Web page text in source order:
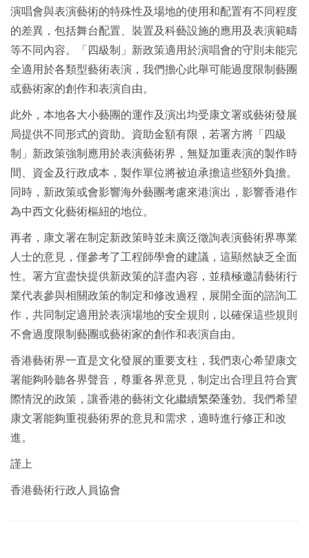
演唱會與表演藝術的特殊性及場地的使用和配置有不同程度
的差異，包括舞台配置、裝置及科藝設施的應用及表演範疇
等不同內容。「四級制」新政策適用於演唱會的守則未能完
全適用於各類型藝術表演，我們擔心此舉可能過度限制藝團
或藝術家的創作和表演自由。
此外，本地各大小藝團的運作及演出均受康文署或藝術發展
局提供不同形式的資助。資助金額有限，若署方將「四級
制」新政策強制應用於表演藝術界，無疑加重表演的製作時
間、資金及行政成本，製作單位將被迫承擔這些額外負擔。
同時，新政策或會影響海外藝團考慮來港演出，影響香港作
為中西文化藝術樞紐的地位。
再者，康文署在制定新政策時並未廣泛徵詢表演藝術界專業
人士的意見，僅參考了工程師學會的建議，這顯然缺乏全面
性。署方宜盡快提供新政策的詳盡內容，並積極邀請藝術行
業代表參與相關政策的制定和修改過程，展開全面的諮詢工
作，共同制定適用於表演場地的安全規則，以確保這些規則
不會過度限制藝團或藝術家的創作和表演自由。
香港藝術界一直是文化發展的重要支柱，我們衷心希望康文
署能夠聆聽各界聲音，尊重各界意見，制定出合理且符合實
際情況的政策，讓香港的藝術文化繼續繁榮蓬勃。我們希望
康文署能夠重視藝術界的意見和需求，適時進行修正和改
進。
謹上
香港藝術行政人員協會